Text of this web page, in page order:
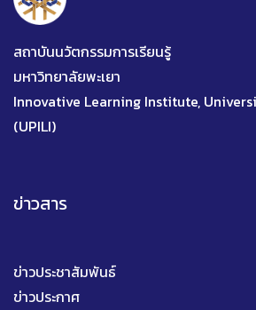
สถาบันนวัตกรรมการเรียนรู้
มหาวิทยาลัยพะเยา
Innovative Learning Institute,
(UPILI)
ข่าวสาร
ข่าวประชาสัมพันธ์
ข่าวประกาศ